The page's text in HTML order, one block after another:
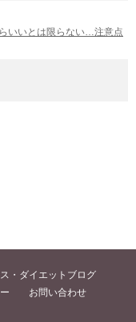
いいとは限らない…注意点
・ダイエットブログ
お問い合わせ